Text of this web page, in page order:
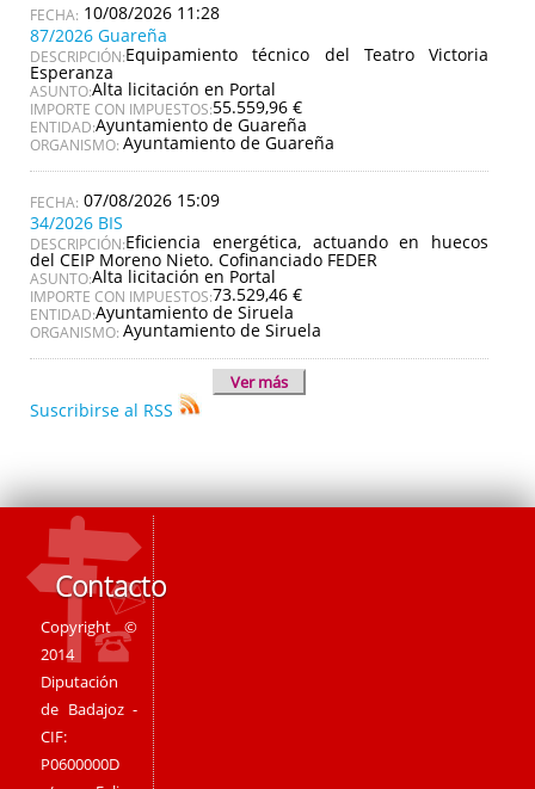
10/08/2026 11:28
87/2026 Guareña
DESCRIPCIÓN:Equipamiento técnico del Teatro Victoria
Esperanza
ASUNTO:Alta licitación en Portal
IMPORTE CON IMPUESTOS:55.559,96 €
ENTIDAD:Ayuntamiento de Guareña
ORGANISMO: Ayuntamiento de Guareña
07/08/2026 15:09
34/2026 BIS
DESCRIPCIÓN:Eficiencia energética, actuando en huecos
del CEIP Moreno Nieto. Cofinanciado FEDER
ASUNTO:Alta licitación en Portal
IMPORTE CON IMPUESTOS:73.529,46 €
ENTIDAD:Ayuntamiento de Siruela
ORGANISMO: Ayuntamiento de Siruela
Ver más
Suscribirse al RSS
Contacto
Copyright ©
2014
Diputación
de Badajoz -
CIF:
P0600000D